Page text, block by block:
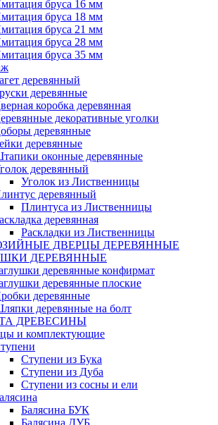
бруса 16 мм
бруса 18 мм
бруса 21 мм
бруса 28 мм
бруса 35 мм
деревянный
деревянные
коробка деревянная
декоративные уголки
деревянные
деревянные
оконные деревянные
деревянный
Уголок из Лиственницы
деревянный
Плинтуса из Лиственницы
деревянная
Раскладки из Лиственницы
ДВЕРЦЫ ДЕРЕВЯННЫЕ
ДЕРЕВЯННЫЕ
деревянные конфирмат
деревянные плоские
деревянные
деревянные на болт
ДРЕВЕСИНЫ
и комплектующие
Ступени из Бука
Ступени из Дуба
Ступени из сосны и ели
Балясина БУК
Балясина ДУБ